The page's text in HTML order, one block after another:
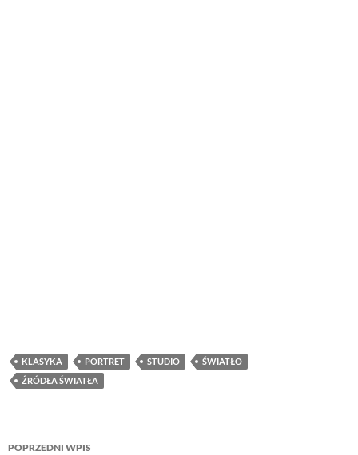
KLASYKA PORTRET STUDIO
ŚWIATŁO
ŹRÓDŁA ŚWIATŁA
Nawigacja
POPRZEDNI WPIS